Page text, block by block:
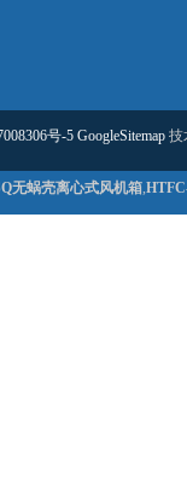
号-5 GoogleSitemap 技
无蜗壳离心式风机箱,